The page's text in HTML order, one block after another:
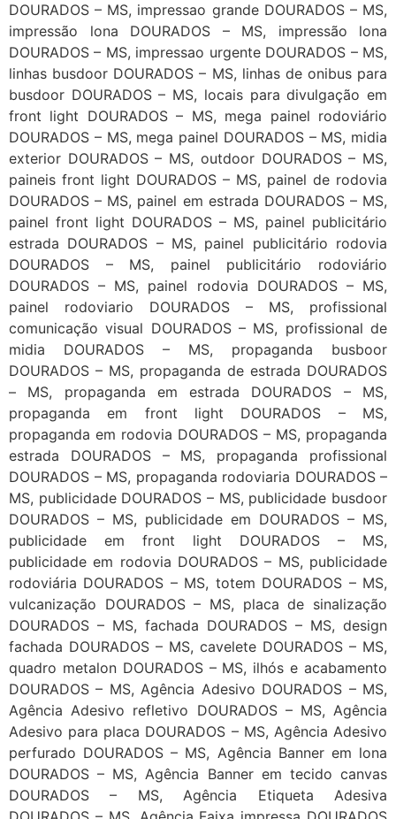
DOURADOS – MS, impressao grande DOURADOS – MS,
impressão lona DOURADOS – MS, impressão lona
DOURADOS – MS, impressao urgente DOURADOS – MS,
linhas busdoor DOURADOS – MS, linhas de onibus para
busdoor DOURADOS – MS, locais para divulgação em
front light DOURADOS – MS, mega painel rodoviário
DOURADOS – MS, mega painel DOURADOS – MS, midia
exterior DOURADOS – MS, outdoor DOURADOS – MS,
paineis front light DOURADOS – MS, painel de rodovia
DOURADOS – MS, painel em estrada DOURADOS – MS,
painel front light DOURADOS – MS, painel publicitário
estrada DOURADOS – MS, painel publicitário rodovia
DOURADOS – MS, painel publicitário rodoviário
DOURADOS – MS, painel rodovia DOURADOS – MS,
painel rodoviario DOURADOS – MS, profissional
comunicação visual DOURADOS – MS, profissional de
midia DOURADOS – MS, propaganda busboor
DOURADOS – MS, propaganda de estrada DOURADOS
– MS, propaganda em estrada DOURADOS – MS,
propaganda em front light DOURADOS – MS,
propaganda em rodovia DOURADOS – MS, propaganda
estrada DOURADOS – MS, propaganda profissional
DOURADOS – MS, propaganda rodoviaria DOURADOS –
MS, publicidade DOURADOS – MS, publicidade busdoor
DOURADOS – MS, publicidade em DOURADOS – MS,
publicidade em front light DOURADOS – MS,
publicidade em rodovia DOURADOS – MS, publicidade
rodoviária DOURADOS – MS, totem DOURADOS – MS,
vulcanização DOURADOS – MS, placa de sinalização
DOURADOS – MS, fachada DOURADOS – MS, design
fachada DOURADOS – MS, cavelete DOURADOS – MS,
quadro metalon DOURADOS – MS, ilhós e acabamento
DOURADOS – MS, Agência Adesivo DOURADOS – MS,
Agência Adesivo refletivo DOURADOS – MS, Agência
Adesivo para placa DOURADOS – MS, Agência Adesivo
perfurado DOURADOS – MS, Agência Banner em lona
DOURADOS – MS, Agência Banner em tecido canvas
DOURADOS – MS, Agência Etiqueta Adesiva